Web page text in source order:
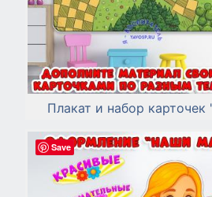
Плакат и набор
Save